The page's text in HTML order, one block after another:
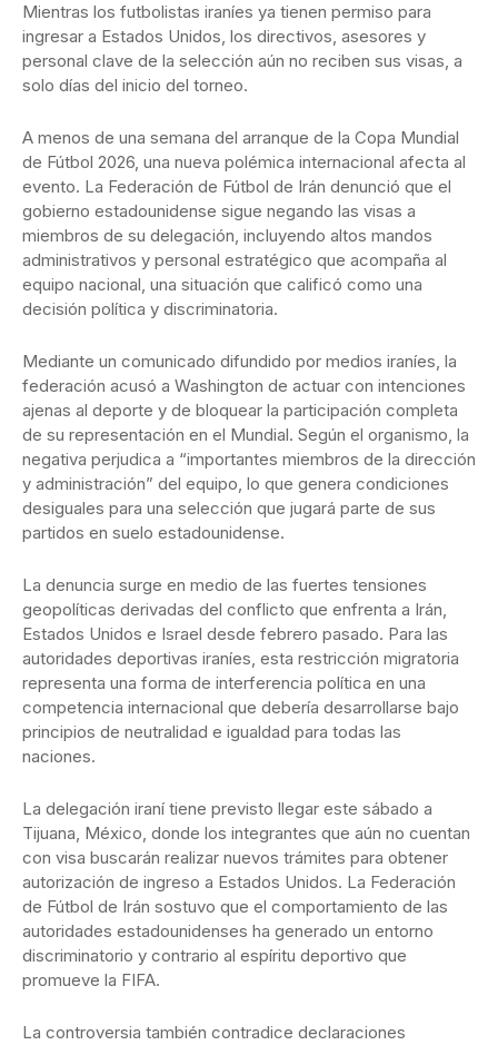
Mientras los futbolistas iraníes ya tienen permiso para
ingresar a Estados Unidos, los directivos, asesores y
personal clave de la selección aún no reciben sus visas, a
solo días del inicio del torneo.
A menos de una semana del arranque de la Copa Mundial
de Fútbol 2026, una nueva polémica internacional afecta al
evento. La Federación de Fútbol de Irán denunció que el
gobierno estadounidense sigue negando las visas a
miembros de su delegación, incluyendo altos mandos
administrativos y personal estratégico que acompaña al
equipo nacional, una situación que calificó como una
decisión política y discriminatoria.
Mediante un comunicado difundido por medios iraníes, la
federación acusó a Washington de actuar con intenciones
ajenas al deporte y de bloquear la participación completa
de su representación en el Mundial. Según el organismo, la
negativa perjudica a “importantes miembros de la dirección
y administración” del equipo, lo que genera condiciones
desiguales para una selección que jugará parte de sus
partidos en suelo estadounidense.
La denuncia surge en medio de las fuertes tensiones
geopolíticas derivadas del conflicto que enfrenta a Irán,
Estados Unidos e Israel desde febrero pasado. Para las
autoridades deportivas iraníes, esta restricción migratoria
representa una forma de interferencia política en una
competencia internacional que debería desarrollarse bajo
principios de neutralidad e igualdad para todas las
naciones.
La delegación iraní tiene previsto llegar este sábado a
Tijuana, México, donde los integrantes que aún no cuentan
con visa buscarán realizar nuevos trámites para obtener
autorización de ingreso a Estados Unidos. La Federación
de Fútbol de Irán sostuvo que el comportamiento de las
autoridades estadounidenses ha generado un entorno
discriminatorio y contrario al espíritu deportivo que
promueve la FIFA.
La controversia también contradice declaraciones